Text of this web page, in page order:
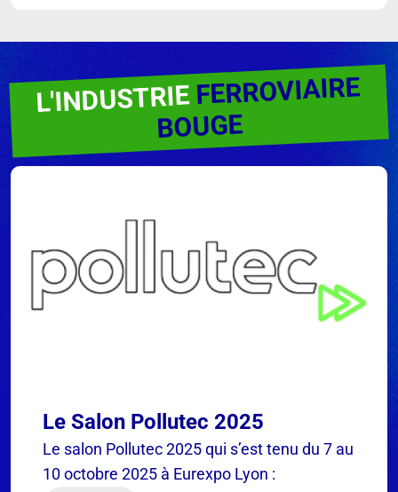
L'INDUSTRIEFERROVIAIRE
BOUGE
Le Salon Pollutec 2025
Le salon Pollutec 2025 qui s’est tenu du 7 au
10 octobre 2025 à Eurexpo Lyon :